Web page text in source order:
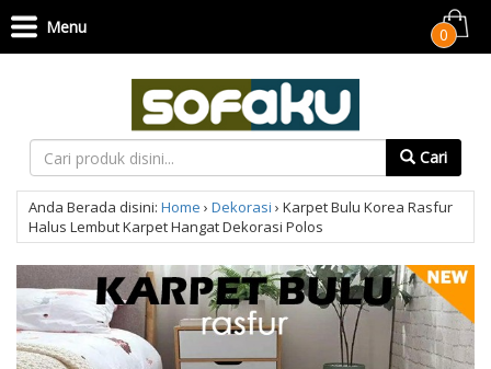
Cari
0
Menu
Anda Berada disini: Home › Dekorasi › Karpet Bulu Korea Rasfur
Halus Lembut Karpet Hangat Dekorasi Polos